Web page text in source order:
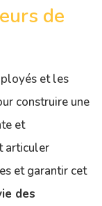
de
et les
construire une
et
articuler
et garantir cet
des